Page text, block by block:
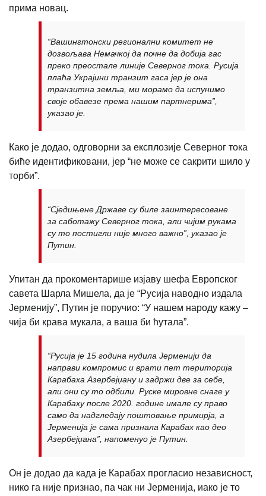
прима новац.
“Вашингтонски регионални комитет не
дозвољава Немачкој да почне да добија гас
преко преостале линије Северног тока. Русија
плаћа Украјини транзит гаса јер је она
транзитна земља, ми морамо да испунимо
своје обавезе према нашим партнерима”,
указао је.
Како је додао, одговорни за експлозије Северног тока
биће идентификовани, јер “не може се сакрити шило у
торби”.
“Сједињене Државе су биле заинтересоване
за саботажу Северног тока, али чијим рукама
су то постигли није много важно”, указао је
Путин.
Упитан да прокоментарише изјаву шефа Европског
савета Шарла Мишела, да је “Русија наводно издала
Јерменију”, Путин је поручио: “У нашем народу кажу –
чија би крава мукала, а ваша би ћутала”.
“Русија је 15 година нудила Јерменији да
направи компромис и врати пет територија
Карабаха Азербејџану и задржи две за себе,
али они су то одбили. Руске мировне снаге у
Карабаху после 2020. године имале су право
само да надгледају поштовање примирја, а
Јерменија је сама признала Карабах као део
Азербејџана”, напоменуо је Путин.
Он је додао да када је Карабах прогласио независност,
нико га није признао, па чак ни Јерменија, иако је то